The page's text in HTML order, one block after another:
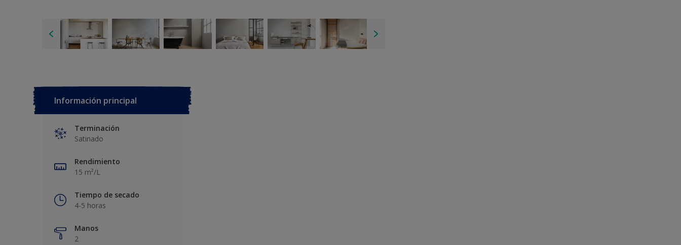
Información principal
Terminación
Satinado
Rendimiento
15 m²/L
Tiempo de secado
4-5 horas
Manos
2